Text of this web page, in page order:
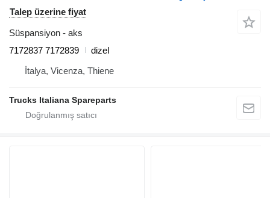
Talep üzerine fiyat
Süspansiyon - aks
7172837 7172839
dizel
İtalya, Vicenza, Thiene
Trucks Italiana Spareparts